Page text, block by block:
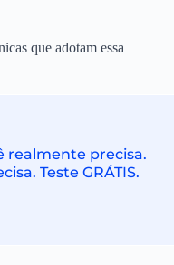
que adotam essa
realmente precisa.
Teste GRÁTIS.